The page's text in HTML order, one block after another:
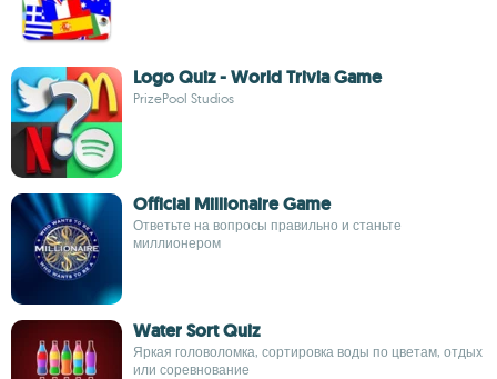
Logo Quiz - World Trivia Game
PrizePool Studios
Official Millionaire Game
Ответьте на вопросы правильно и станьте
миллионером
Water Sort Quiz
Яркая головоломка, сортировка воды по цветам, отдых
или соревнование